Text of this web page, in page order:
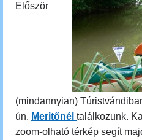
Először
(mindannyian)
ún. Meritőnél találkozunk.
zoom-olható térkép segít